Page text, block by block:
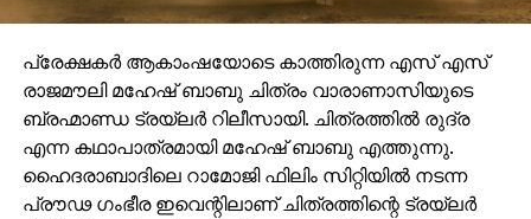
പ്രേക്ഷകർ ആകാംഷയോടെ കാത്തിരുന്ന എസ് എസ്
രാജമൗലി മഹേഷ് ബാബു ചിത്രം വാരാണാസിയുടെ
ബ്രഹ്മാണ്ഡ ട്രയ്ലർ റിലീസായി. ചിത്രത്തിൽ രുദ്ര
എന്ന കഥാപാത്രമായി മഹേഷ് ബാബു എത്തുന്നു.
ഹൈദരാബാദിലെ റാമോജി ഫിലിം സിറ്റിയിൽ നടന്ന
പ്രൗഢ ഗംഭീര ഇവെന്റിലാണ് ചിത്രത്തിന്റെ ട്രയ്ലർ